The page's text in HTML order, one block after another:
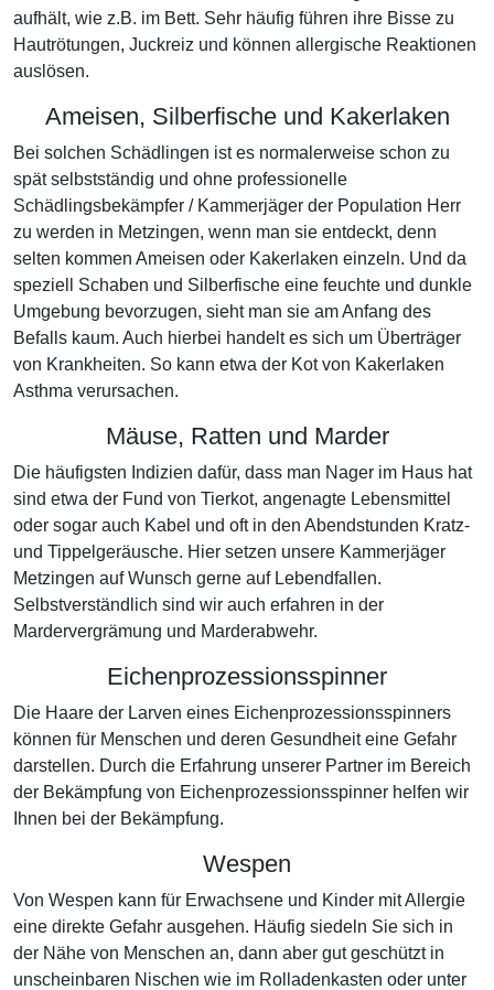
aufhält, wie z.B. im Bett. Sehr häufig führen ihre Bisse zu
Hautrötungen, Juckreiz und können allergische Reaktionen
auslösen.
Ameisen, Silberfische und Kakerlaken
Bei solchen Schädlingen ist es normalerweise schon zu
spät selbstständig und ohne professionelle
Schädlingsbekämpfer / Kammerjäger der Population Herr
zu werden in Metzingen, wenn man sie entdeckt, denn
selten kommen Ameisen oder Kakerlaken einzeln. Und da
speziell Schaben und Silberfische eine feuchte und dunkle
Umgebung bevorzugen, sieht man sie am Anfang des
Befalls kaum. Auch hierbei handelt es sich um Überträger
von Krankheiten. So kann etwa der Kot von Kakerlaken
Asthma verursachen.
Mäuse, Ratten und Marder
Die häufigsten Indizien dafür, dass man Nager im Haus hat
sind etwa der Fund von Tierkot, angenagte Lebensmittel
oder sogar auch Kabel und oft in den Abendstunden Kratz-
und Tippelgeräusche. Hier setzen unsere Kammerjäger
Metzingen auf Wunsch gerne auf Lebendfallen.
Selbstverständlich sind wir auch erfahren in der
Mardervergrämung und Marderabwehr.
Eichenprozessionsspinner
Die Haare der Larven eines Eichenprozessionsspinners
können für Menschen und deren Gesundheit eine Gefahr
darstellen. Durch die Erfahrung unserer Partner im Bereich
der Bekämpfung von Eichenprozessionsspinner helfen wir
Ihnen bei der Bekämpfung.
Wespen
Von Wespen kann für Erwachsene und Kinder mit Allergie
eine direkte Gefahr ausgehen. Häufig siedeln Sie sich in
der Nähe von Menschen an, dann aber gut geschützt in
unscheinbaren Nischen wie im Rolladenkasten oder unter